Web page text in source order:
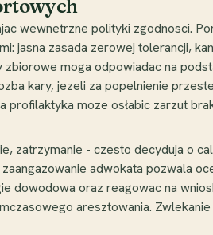
wewnetrzne polityki zgodnosci.
jasna zasada zerowej tolerancji,
moga odpowiadac na
kary, jezeli za popelnienie
moze osłabic zarzut
zatrzymanie - czesto decyduja o
adwokata pozwala
dowodowa oraz reagowac na
aresztowania.